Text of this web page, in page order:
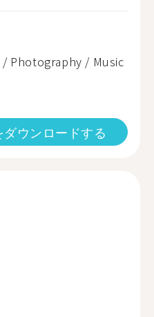
Photography / Music
ウンロードする